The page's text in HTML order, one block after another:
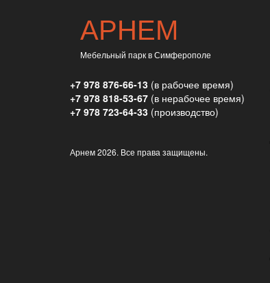
АРНЕМ
Мебельный парк в Симферополе
+7 978 876-66-13 (в рабочее время)
+7 978 818-53-67 (в нерабочее время)
+7 978 723-64-33 (производство)
Арнем2026. Все права защищены.